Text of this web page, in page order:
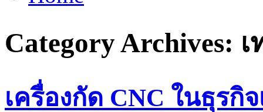
Category Archives:
เครื่องกัด CNC ในธุรกิ